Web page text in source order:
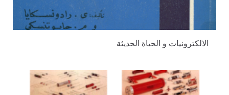
الالكترونيات و الحياة الحديثة